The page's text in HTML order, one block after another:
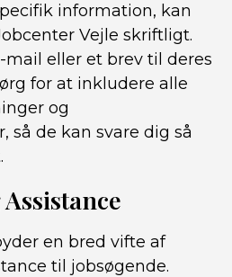
information, kan
Vejle skriftligt.
mail eller et brev til deres
for at inkludere alle
og
så de kan svare dig så
en bred vifte af
til jobsøgende.